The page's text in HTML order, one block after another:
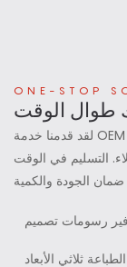
ONE-STOP
طوال الوقت
لقد قدمنا ​​خدمة OEM / ODM لأكثر من 8 سنوات ، ويمكننا أن نجعل
التسليم في الوقت
الجودة والكمية